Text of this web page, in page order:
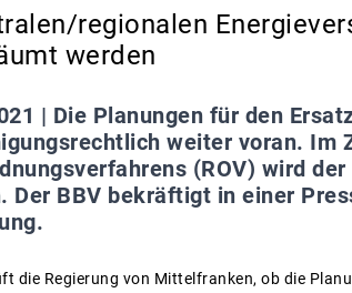
regionalen
werden
| Die Planungen für den
weiter voran. Im
(ROV) wird
Der BBV bekräftigt in einer
die Regierung von Mittelfranken, ob die